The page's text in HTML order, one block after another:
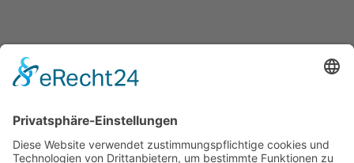
Datenschutzerklärung
Privacy Policy
Barrierefreiheitserklärung